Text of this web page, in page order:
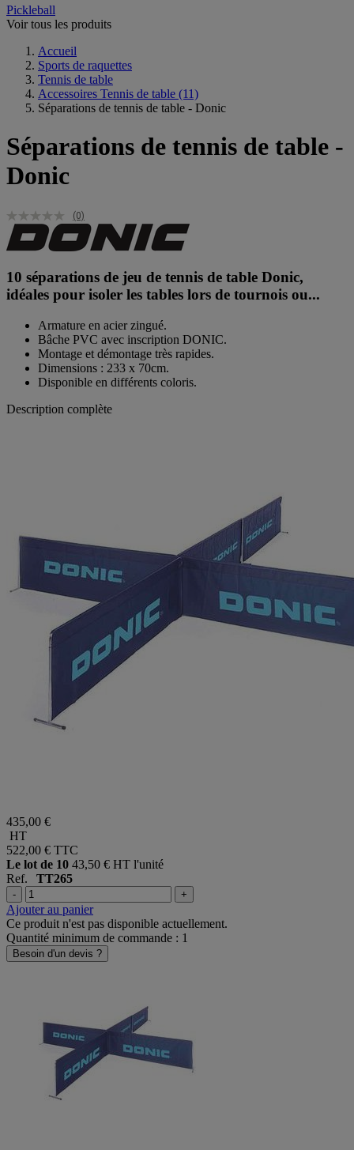
Pickleball
Voir tous les produits
Accueil
Sports de raquettes
Tennis de table
Accessoires Tennis de table (11)
Séparations de tennis de table - Donic
Séparations de tennis de table -
Donic
(0)
10 séparations de jeu de tennis de table Donic,
idéales pour isoler les tables lors de tournois ou...
Armature en acier zingué.
Bâche PVC avec inscription DONIC.
Montage et démontage très rapides.
Dimensions : 233 x 70cm.
Disponible en différents coloris.
Description complète
435,00 €
HT
522,00 € TTC
Le lot de 10 43,50 € HT l'unité
Ref. TT265
- +
Ajouter au panier
Ce produit n'est pas disponible actuellement.
Quantité minimum de commande : 1
Besoin d'un devis ?